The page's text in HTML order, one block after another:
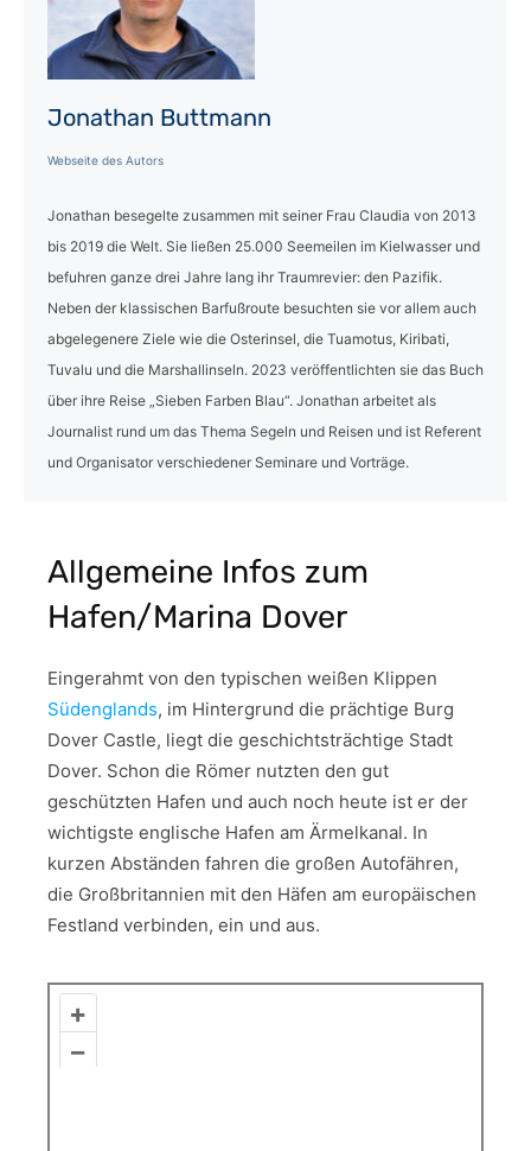
Jonathan Buttmann
Webseite des Autors
Jonathan besegelte zusammen mit seiner Frau Claudia von 2013
bis 2019 die Welt. Sie ließen 25.000 Seemeilen im Kielwasser und
befuhren ganze drei Jahre lang ihr Traumrevier: den Pazifik.
Neben der klassischen Barfußroute besuchten sie vor allem auch
abgelegenere Ziele wie die Osterinsel, die Tuamotus, Kiribati,
Tuvalu und die Marshallinseln. 2023 veröffentlichten sie das Buch
über ihre Reise „Sieben Farben Blau“. Jonathan arbeitet als
Journalist rund um das Thema Segeln und Reisen und ist Referent
und Organisator verschiedener Seminare und Vorträge.
Allgemeine Infos zum
Hafen/Marina Dover
Eingerahmt von den typischen weißen Klippen
Südenglands, im Hintergrund die prächtige Burg
Dover Castle, liegt die geschichtsträchtige Stadt
Dover. Schon die Römer nutzten den gut
geschützten Hafen und auch noch heute ist er der
wichtigste englische Hafen am Ärmelkanal. In
kurzen Abständen fahren die großen Autofähren,
die Großbritannien mit den Häfen am europäischen
Festland verbinden, ein und aus.
+
–